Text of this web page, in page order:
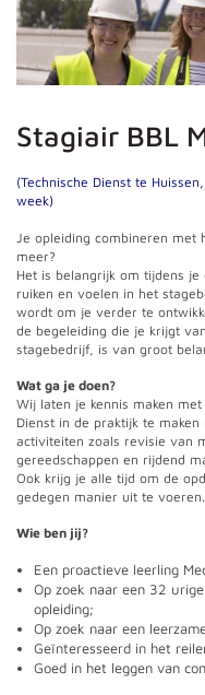
Stagiair BBL
(Technische Dienst te
week)
Je opleiding combineren
meer?
Het is belangrijk om tijdens
ruiken en voelen in het
wordt om je verder te
de begeleiding die je krijgt
stagebedrijf, is van groot
Wat ga je doen?
Wij laten je kennis maken
Dienst in de praktijk te
activiteiten zoals revisie van
gereedschappen en rijdend
Ook krijg je alle tijd om de
gedegen manier uit te voeren.
Wie ben jij?
Een proactieve leerling
Op zoek naar een 32
opleiding;
Op zoek naar een
Geïnteresseerd in het
Goed in het leggen van